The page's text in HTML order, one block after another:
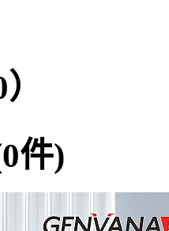
件)